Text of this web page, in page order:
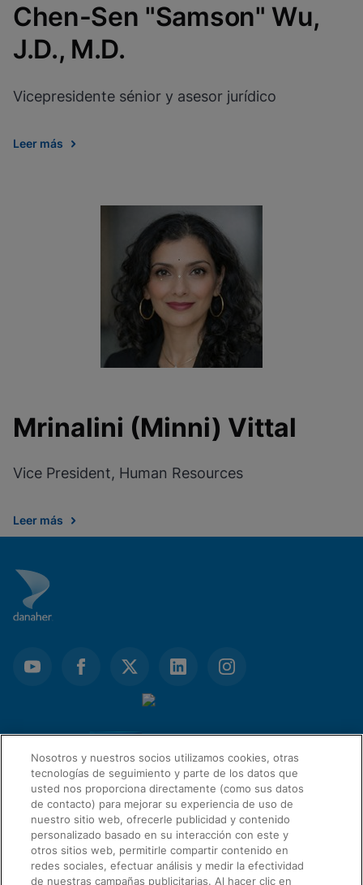
Chen-Sen "Samson" Wu,
J.D., M.D.
Vicepresidente sénior y asesor jurídico
Leer más
Mrinalini (Minni) Vittal
Vice President, Human Resources
Leer más
ENLACES RÁPIDOS
Nosotros y nuestros socios utilizamos cookies, otras
tecnologías de seguimiento y parte de los datos que
usted nos proporciona directamente (como sus datos
de contacto) para mejorar su experiencia de uso de
nuestro sitio web, ofrecerle publicidad y contenido
personalizado basado en su interacción con este y
otros sitios web, permitirle compartir contenido en
redes sociales, efectuar análisis y medir la efectividad
de nuestras campañas publicitarias. Al hacer clic en